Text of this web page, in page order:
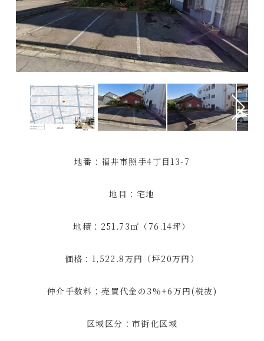
地番：福井市照手4丁目13-7
地目：宅地
地積：251.73㎡（76.14坪）
価格：1,522.8万円（坪20万円）
仲介手数料：売買代金の3%+6万円(税抜)
区域区分：市街化区域